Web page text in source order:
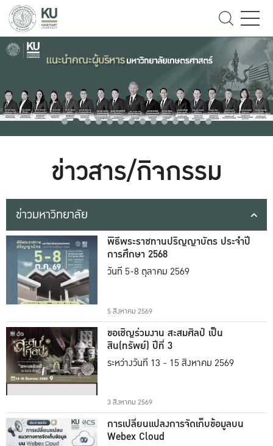
ข่าวสาร/กิจกรรม
ข่าวมหาวิทยาลัย
พิธีพระราชทานปริญญาบัตร ประจำปี
การศึกษา 2568
วันที่ 5-8 ตุลาคม 2569
5 สิงหาคม 2569
ขอเชิญร่วมงาน สะสมศิลป์ เป็น
สิน(ทรัพย์) ปีที่ 3
ระหว่างวันที่ 13 - 15 สิงหาคม 2569
3 สิงหาคม 2569
การเปลี่ยนแปลงการจัดเก็บข้อมูลบน
Webex Cloud